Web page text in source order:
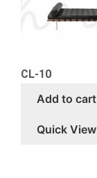
CL-10
Add to cart
Quick View